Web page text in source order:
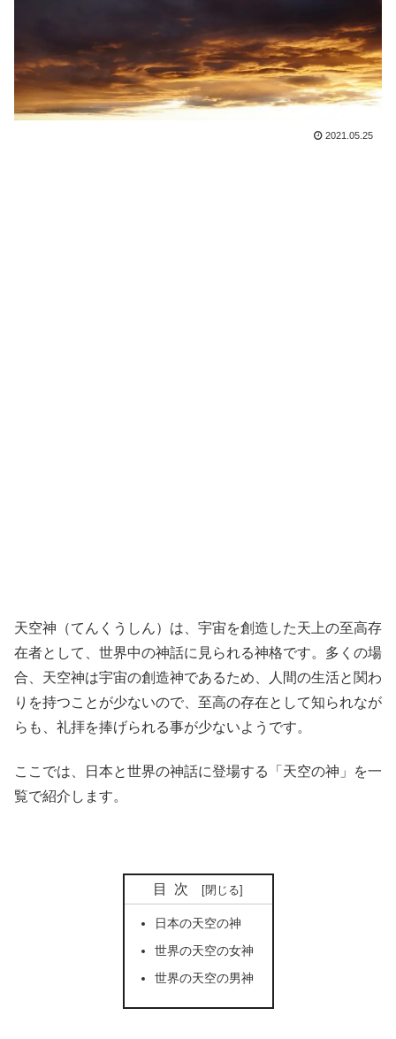
2021.05.25
天空神（てんくうしん）は、宇宙を創造した天上の至高存
在者として、世界中の神話に見られる神格です。多くの場
合、天空神は宇宙の創造神であるため、人間の生活と関わ
りを持つことが少ないので、至高の存在として知られなが
らも、礼拝を捧げられる事が少ないようです。
ここでは、日本と世界の神話に登場する「天空の神」を一
覧で紹介します。
目次
日本の天空の神
世界の天空の女神
世界の天空の男神